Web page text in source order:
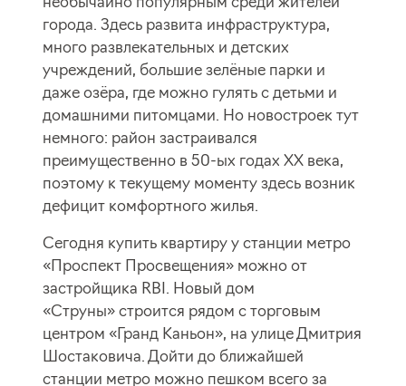
города. Здесь развита инфраструктура,
много развлекательных и детских
учреждений, большие зелёные парки и
даже озёра, где можно гулять с детьми и
домашними питомцами. Но новостроек тут
немного: район застраивался
преимущественно в 50-ых годах XX века,
поэтому к текущему моменту здесь возник
дефицит комфортного жилья.
Сегодня купить квартиру у станции метро
«Проспект Просвещения» можно от
застройщика RBI. Новый дом
«Струны» строится рядом с торговым
центром «Гранд Каньон», на улице Дмитрия
Шостаковича. Дойти до ближайшей
станции метро можно пешком всего за